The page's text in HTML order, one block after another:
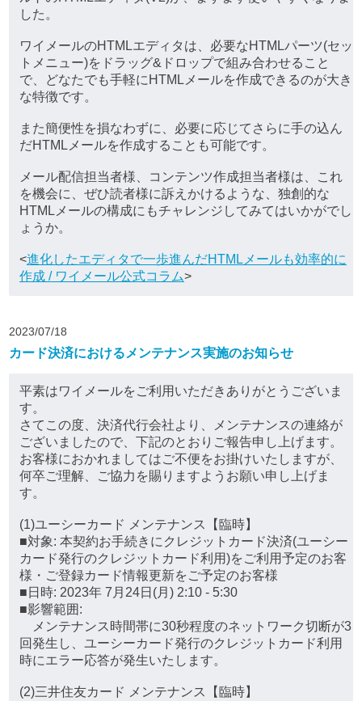
した。
ワイメールのHTMLエディタは、必要なHTMLパーツ(セッ
トメニュー)をドラッグ&ドロップで組み合わせること
で、どなたでも手軽にHTMLメールを作成できるのが大き
な特徴です。
また簡便性を損なわずに、必要に応じてさらに手の込ん
だHTMLメールを作成することも可能です。
メール配信担当者様、コンテンツ作成担当者様は、これ
を機会に、ぜひ読者様に訴えかけるような、独創的な
HTMLメールの構成にもチャレンジしてみてはいかがでし
ょうか。
<進化したエディタで一歩進んだHTMLメールも効率的に
作成 / ワイメール公式コラム>
2023/07/18
カード決済におけるメンテナンス実施のお知らせ
平素はワイメールをご利用いただきありがとうございま
す。
さてこの度、決済代行会社より、メンテナンスの連絡が
ございましたので、下記のとおりご報告申し上げます。
お客様におかれましてはご不便をお掛けいたしますが、
何卒ご理解、ご協力を賜りますようお願い申し上げま
す。
(1)ユーシーカード メンテナンス【臨時】
■対象: 本契約お手続きにクレジットカード決済(ユーシー
カード発行のクレジットカード利用)をご利用予定のお客
様・ご登録カード情報更新をご予定のお客様
■日時: 2023年 7月24日(月) 2:10 - 5:30
■影響範囲:
メンテナンス時間帯に30秒程度のネットワーク切断が3
回発生し、ユーシーカード発行のクレジットカード利用
時にエラー応答が発生いたします。
(2)三井住友カード メンテナンス【臨時】